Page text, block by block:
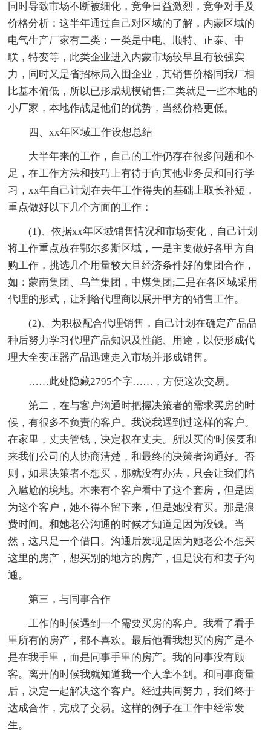
同时导致市场不断被细化，竞争日益激烈，竞争对手及
价格分析：这半年通过自己对区域的了解，内蒙区域的
电气生产厂家有二类：一类是中电、顺特、正泰、中
联，特变等，此类企业进入内蒙市场较早且有较强实
力，同时又是省招标局入围企业，其销售价格同我厂相
比基本偏低，所以已形成规模销售;二类就是一些本地的
小厂家，本地作战是他们的优势，当然价格更低。
四、xx年区域工作设想总结
大半年来的工作，自己的工作仍存在很多问题和不
足，在工作方法和技巧上有待于向其他业务员和同行学
习，xx年自己计划在去年工作得失的基础上取长补短，
重点做好以下几个方面的工作：
(1)、依据xx年区域销售情况和市场变化，自己计划
将工作重点放在鄂尔多斯区域，一是主要做好各甲方自
购工作，挑选几个用量较大且经济条件好的集团合作，
如：蒙南集团、乌兰集团，中煤集团;二是在各区域采用
代理的形式，让利给代理商以展开甲方的销售工作。
(2)、为积极配合代理销售，自己计划在确定产品品
种后努力学习代理产品知识及性能、用途，以便形成代
理大全变压器产品迅速走入市场并形成销售。
……此处隐藏2795个字……，方便这次交易。
第二，在与客户沟通时把握决策者的需求买房的时
候，有很多不负责的客户。我说我遇到过这样的客户。
在家里，丈夫管钱，决定权在丈夫。所以买的'时候要和
来我们公司的人协商清楚，和最终的决策者沟通好。否
则，如果决策者不想买，那就没有办法，只会让我们陷
入尴尬的境地。本来有个客户看中了这个套房，但是因
为这个客户，她不得不留下来，但是她没有买。那是浪
费时间。和她老公沟通的时候才知道是因为没钱。当
然，这只是一个借口。沟通后发现是因为她老公不想买
这里的房产，想买别的地方的房产，但是没有和妻子沟
通。
第三，与同事合作
工作的时候遇到一个需要买房的客户。我看了看手
里所有的房产，都不喜欢。最后他看我想买的房产是不
是在我手里，而是同事手里的房产。我的同事没有顾
客。离开的时候我就知道我一个人拿不到。和同事商量
后，决定一起解决这个客户。经过共同努力，我们终于
达成合作，完成了交易。这样的例子在工作中经常发
生。